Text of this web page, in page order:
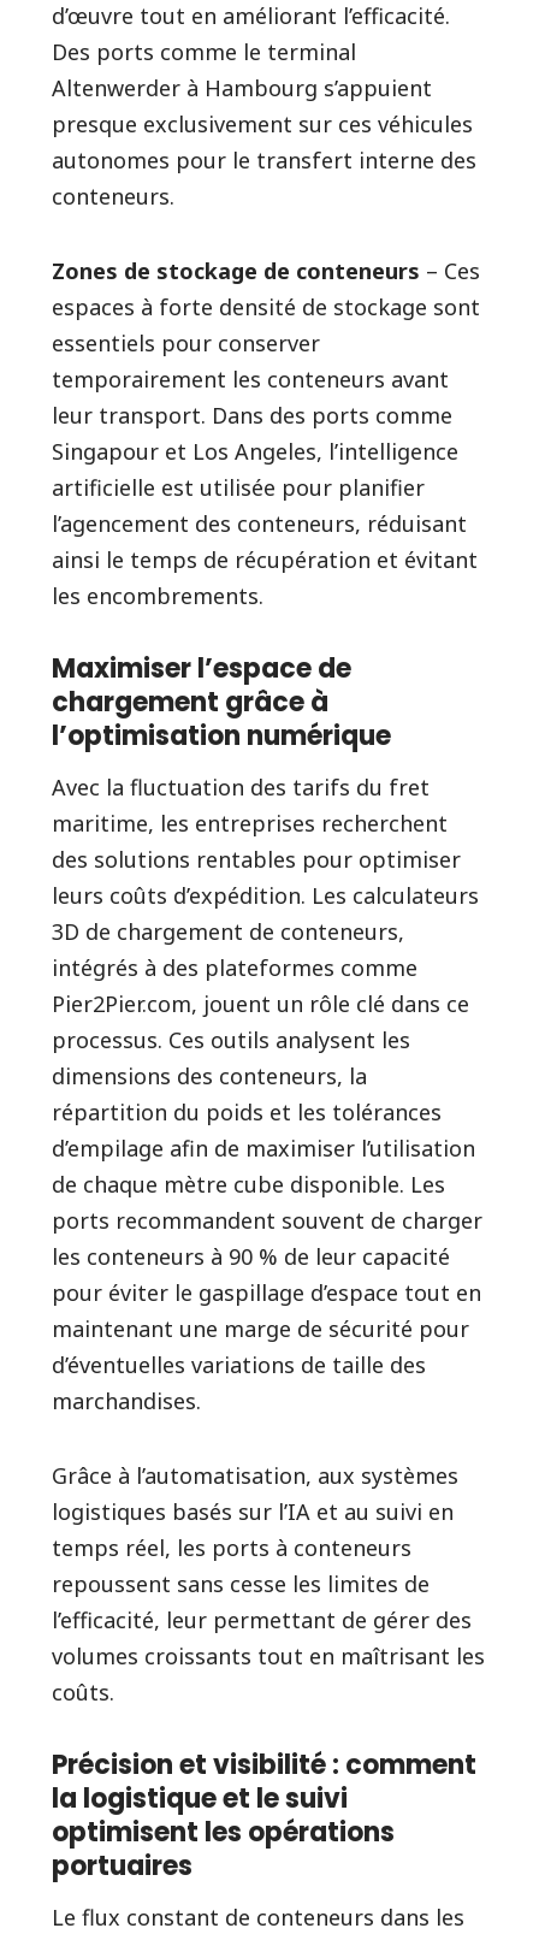
d’œuvre tout en améliorant l’efficacité.
Des ports comme le terminal
Altenwerder à Hambourg s’appuient
presque exclusivement sur ces véhicules
autonomes pour le transfert interne des
conteneurs.
Zones de stockage de conteneurs – Ces
espaces à forte densité de stockage sont
essentiels pour conserver
temporairement les conteneurs avant
leur transport. Dans des ports comme
Singapour et Los Angeles, l’intelligence
artificielle est utilisée pour planifier
l’agencement des conteneurs, réduisant
ainsi le temps de récupération et évitant
les encombrements.
Maximiser l’espace de
chargement grâce à
l’optimisation numérique
Avec la fluctuation des tarifs du fret
maritime, les entreprises recherchent
des solutions rentables pour optimiser
leurs coûts d’expédition. Les calculateurs
3D de chargement de conteneurs,
intégrés à des plateformes comme
Pier2Pier.com, jouent un rôle clé dans ce
processus. Ces outils analysent les
dimensions des conteneurs, la
répartition du poids et les tolérances
d’empilage afin de maximiser l’utilisation
de chaque mètre cube disponible. Les
ports recommandent souvent de charger
les conteneurs à 90 % de leur capacité
pour éviter le gaspillage d’espace tout en
maintenant une marge de sécurité pour
d’éventuelles variations de taille des
marchandises.
Grâce à l’automatisation, aux systèmes
logistiques basés sur l’IA et au suivi en
temps réel, les ports à conteneurs
repoussent sans cesse les limites de
l’efficacité, leur permettant de gérer des
volumes croissants tout en maîtrisant les
coûts.
Précision et visibilité : comment
la logistique et le suivi
optimisent les opérations
portuaires
Le flux constant de conteneurs dans les